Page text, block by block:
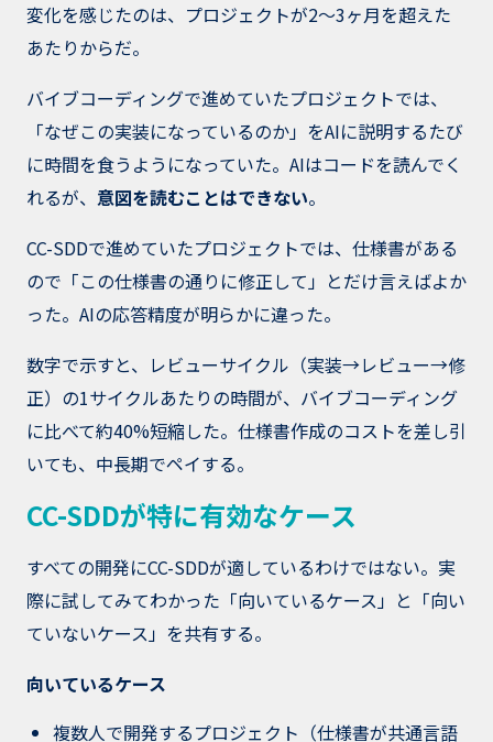
変化を感じたのは、プロジェクトが2〜3ヶ月を超えた
あたりからだ。
バイブコーディングで進めていたプロジェクトでは、
「なぜこの実装になっているのか」をAIに説明するたび
に時間を食うようになっていた。AIはコードを読んでく
れるが、 意図を読むことはできない。
CC-SDDで進めていたプロジェクトでは、仕様書がある
ので「この仕様書の通りに修正して」とだけ言えばよか
った。AIの応答精度が明らかに違った。
数字で示すと、レビューサイクル（実装→レビュー→修
正）の1サイクルあたりの時間が、バイブコーディング
に比べて約40%短縮した。仕様書作成のコストを差し引
いても、中長期でペイする。
CC-SDDが特に有効なケース
すべての開発にCC-SDDが適しているわけではない。実
際に試してみてわかった「向いているケース」と「向い
ていないケース」を共有する。
向いているケース
複数人で開発するプロジェクト（仕様書が共通言語